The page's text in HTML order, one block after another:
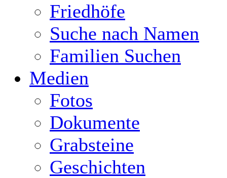
Friedhöfe
Suche nach Namen
Familien Suchen
Medien
Fotos
Dokumente
Grabsteine
Geschichten